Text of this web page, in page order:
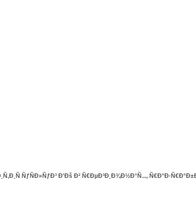
ÑƒÑÐ»ÑƒÐ³ Ð'Ðš Ð² Ñ€ÐµÐ³Ð¸Ð¾Ð½Ð°Ñ...,